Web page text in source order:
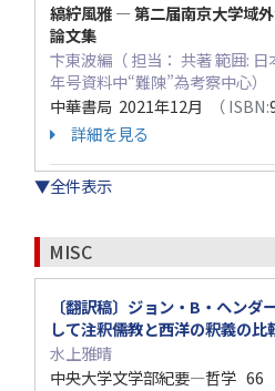
縞紵風雅 ― 第二届南京大学域
論文集
卞東波編（ 担当： 共著 範囲:
年号資料中“難陳”為考察中心）
中華書局 2021年12月
（ ISBN:
詳細を見る
▼全件表示
MISC
〔翻訳稿〕ジョン・B・ヘンダ
して注釈――儒教と西洋の釈義の
水上雅晴
中央大学文学部紀要―哲学 66